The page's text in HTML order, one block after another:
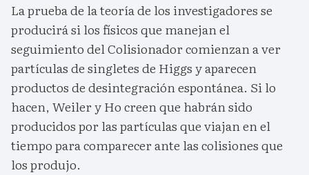
La prueba de la teoría de los investigadores se
producirá si los físicos que manejan el
seguimiento del Colisionador comienzan a ver
partículas de singletes de Higgs y aparecen
productos de desintegración espontánea. Si lo
hacen, Weiler y Ho creen que habrán sido
producidos por las partículas que viajan en el
tiempo para comparecer ante las colisiones que
los produjo.